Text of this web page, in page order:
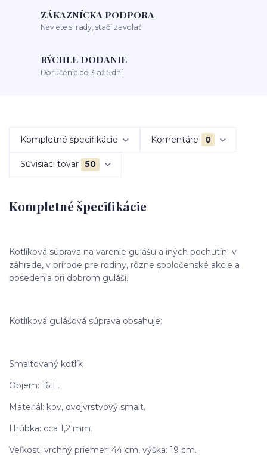
ZÁKAZNÍCKA PODPORA
Neviete si rady, stačí zavolať
RÝCHLE DODANIE
Doručenie do 3 až 5 dní
Kompletné špecifikácie Komentáre 0
Súvisiaci tovar 50
Kompletné špecifikácie
Kotlíková súprava na varenie gulášu a iných pochutín v
záhrade, v prírode pre rodiny, rôzne spoločenské akcie a
posedenia pri dobrom guláši.
Kotlíková gulášová súprava obsahuje:
Smaltovaný kotlík
Objem: 16 L.
Materiál: kov, dvojvrstvový smalt.
Hrúbka: cca 1,2 mm.
Veľkosť: vrchný priemer: 44 cm, výška: 19 cm.